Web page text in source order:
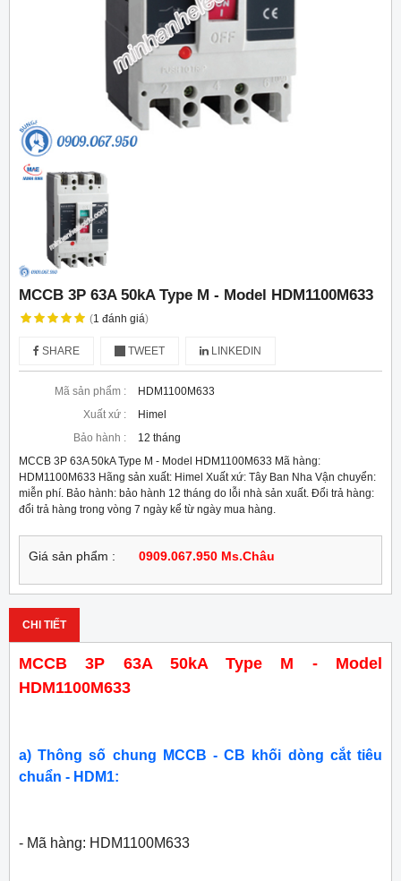
MCCB 3P 63A 50kA Type M - Model HDM1100M633
(1 đánh giá)
SHARE TWEET LINKEDIN
Mã sản phẩm :
HDM1100M633
Xuất xứ :
Himel
Bảo hành :
12 tháng
MCCB 3P 63A 50kA Type M - Model HDM1100M633 Mã hàng:
HDM1100M633 Hãng sản xuất: Himel Xuất xứ: Tây Ban Nha Vận chuyển:
miễn phí. Bảo hành: bảo hành 12 tháng do lỗi nhà sản xuất. Đổi trả hàng:
đổi trả hàng trong vòng 7 ngày kể từ ngày mua hàng.
Giá sản phẩm : 0909.067.950 Ms.Châu
CHI TIẾT
MCCB 3P 63A 50kA Type M - Model
HDM1100M633
a) Thông số chung MCCB - CB khối dòng cắt tiêu
chuẩn - HDM1:
- Mã hàng: HDM1100M633